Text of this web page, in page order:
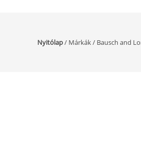
Nyitólap/ Márkák/ Bausch and